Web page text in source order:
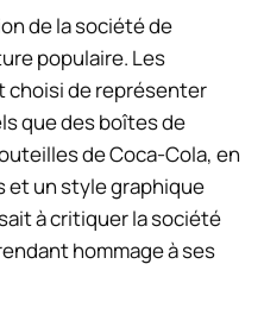
de la société de
populaire. Les
choisi de représenter
que des boîtes de
de Coca-Cola, en
et un style graphique
à critiquer la société
hommage à ses